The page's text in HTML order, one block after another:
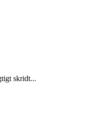
skridt...